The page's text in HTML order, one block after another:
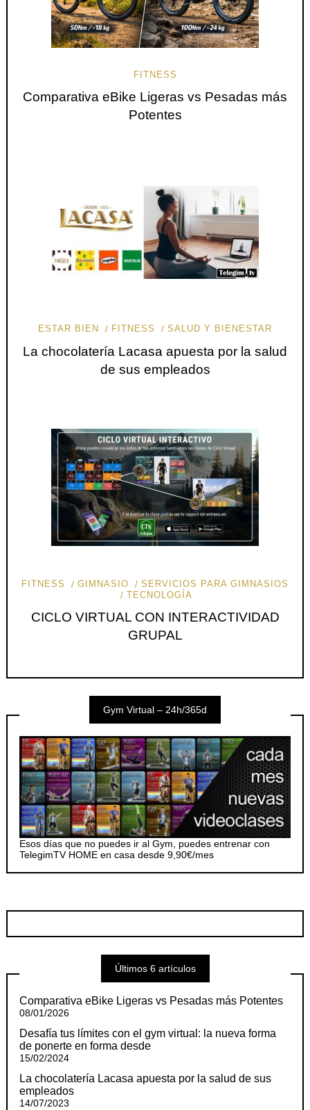
FITNESS
Comparativa eBike Ligeras vs Pesadas más
Potentes
ESTAR BIEN FITNESS SALUD Y BIENESTAR
La chocolatería Lacasa apuesta por la salud
de sus empleados
FITNESS GIMNASIO
SERVICIOS PARA GIMNASIOS
TECNOLOGÍA
CICLO VIRTUAL CON INTERACTIVIDAD
GRUPAL
Gym Virtual – 24h/365d
Esos días que no puedes ir al Gym, puedes entrenar con
TelegimTV HOME en casa desde 9,90€/mes
Últimos 6 artículos
Comparativa eBike Ligeras vs Pesadas más Potentes
08/01/2026
Desafía tus límites con el gym virtual: la nueva forma
de ponerte en forma desde
15/02/2024
La chocolatería Lacasa apuesta por la salud de sus
empleados
14/07/2023